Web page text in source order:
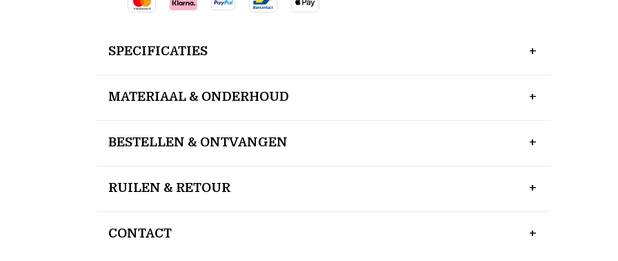
SPECIFICATIES
MATERIAAL & ONDERHOUD
BESTELLEN & ONTVANGEN
RUILEN & RETOUR
CONTACT